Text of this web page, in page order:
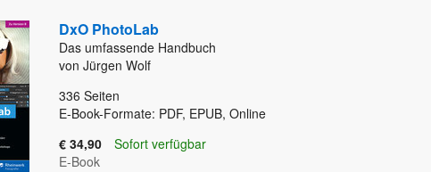
DxO PhotoLab
Das umfassende Handbuch
von Jürgen Wolf
336 Seiten
E-Book-Formate: PDF, EPUB, Online
€ 34,90
Sofort verfügbar
E-Book